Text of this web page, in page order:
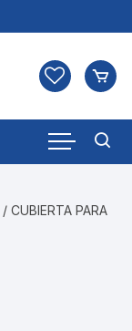
/ CUBIERTA PARA